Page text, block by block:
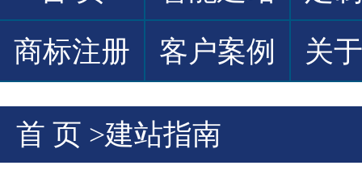
商标注册
客户案例 关
首 页 >建站指南